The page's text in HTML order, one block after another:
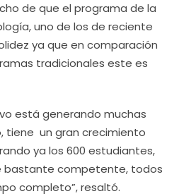
de que el programa de la
uno de los de reciente
ya que en comparación
tradicionales este es
está generando muchas
tiene un gran crecimiento
ya los 600 estudiantes,
bastante competente, todos
completo”, resaltó.